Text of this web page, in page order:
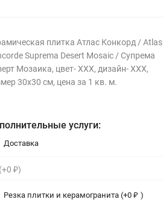
плитка Атлас Конкорд / Atlas
Suprema Desert Mosaic / Супрема
Мозаика, цвет- ХХХ, дизайн- ХХХ,
30x30 см, цена за 1 кв. м.
услуги:
Доставка
Резка плитки и керамогранита (+0₽ )